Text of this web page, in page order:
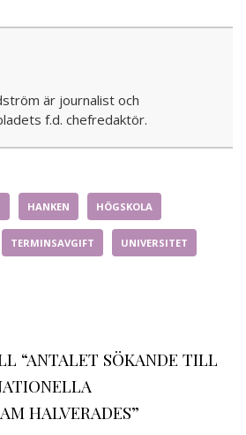
är journalist och
f.d. chefredaktör.
HANKEN HÖGSKOLA
TERMINSAVGIFT UNIVERSITET
“ANTALET SÖKANDE TILL
HALVERADES”